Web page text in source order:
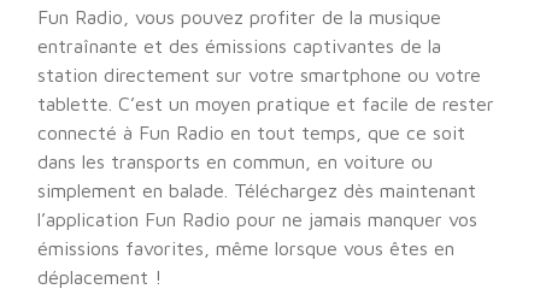
Fun Radio, vous pouvez profiter de la musique
entraînante et des émissions captivantes de la
station directement sur votre smartphone ou votre
tablette. C’est un moyen pratique et facile de rester
connecté à Fun Radio en tout temps, que ce soit
dans les transports en commun, en voiture ou
simplement en balade. Téléchargez dès maintenant
l’application Fun Radio pour ne jamais manquer vos
émissions favorites, même lorsque vous êtes en
déplacement !